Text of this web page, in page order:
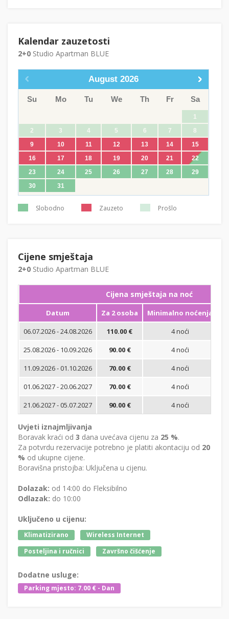
Kalendar zauzetosti
2+0 Studio Apartman BLUE
August 2026
Su Mo Tu We Th Fr Sa
1
2
3 4 5 6 7
8
9
10 11 12 13 14
15
16
17 18 19 20 21
22
23
24 25 26 27 28
29
30
31
Slobodno Zauzeto Prošlo
Cijene smještaja
2+0 Studio Apartman BLUE
Cijena smještaja na noć
Datum Za 2 osoba
Minimalno noćenja
06.07.2026 - 24.08.2026
110.00 € 4 noći
25.08.2026 - 10.09.2026
90.00 € 4 noći
11.09.2026 - 01.10.2026
70.00 € 4 noći
01.06.2027 - 20.06.2027
70.00 € 4 noći
21.06.2027 - 05.07.2027
90.00 € 4 noći
Uvjeti iznajmljivanja
Boravak kraći od 3 dana uvećava cijenu za 25 %.
Za potvrdu rezervacije potrebno je platiti akontaciju od 20
% od ukupne cijene.
Boravišna pristojba: Uključena u cijenu.
Dolazak: od 14:00 do Fleksibilno
Odlazak: do 10:00
Uključeno u cijenu:
Klimatizirano
Wireless Internet
Posteljina i ručnici
Završno čišćenje
Dodatne usluge:
Parking mjesto: 7.00 € - Dan